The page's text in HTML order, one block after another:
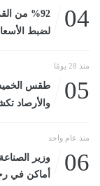
04
%92
لضبط
منذ 28 يومًا
05
والأرصاد تكشف
منذ عام واحد
06
وزير